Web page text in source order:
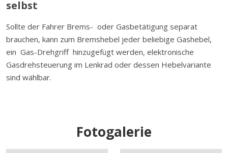
selbst
Sollte der Fahrer Brems- oder Gasbetätigung separat
brauchen, kann zum Bremshebel jeder beliebige Gashebel,
ein Gas-Drehgriff hinzugefügt werden, elektronische
Gasdrehsteuerung im Lenkrad oder dessen Hebelvariante
sind wählbar.
Fotogalerie